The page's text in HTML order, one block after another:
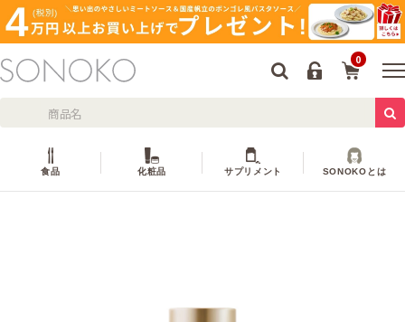
0
食品 化粧品 サプリメント SONOKOとは